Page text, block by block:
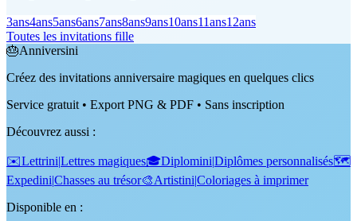
3ans4ans5ans6ans7ans8ans9ans10ans11ans12ans
Toutes les invitations fille
🎂Anniversini
Créez des invitations anniversaire magiques en quelques clics
Service gratuit • Export PNG & PDF • Sans inscription
Découvrez aussi :
✉️Lettrini|Lettres magiques🎓Diplomini|Diplômes personnalisés🗺️
Expedini|Chasses au trésor🎨Artistini|Coloriages à imprimer
Disponible en :